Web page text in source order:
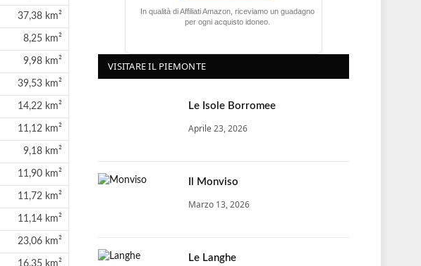
37,38 km²
8,25 km²
9,98 km²
39,53 km²
14,22 km²
11,12 km²
9,18 km²
11,90 km²
11,72 km²
11,14 km²
23,06 km²
In qualità di Affiliati Amazon, riceviamo un guadagno
per ogni acquisto idoneo.
VISITARE IL PIEMONTE
Le Isole Borromee
Aprile 23, 2026
Il Monviso
Marzo 13, 2026
Le Langhe